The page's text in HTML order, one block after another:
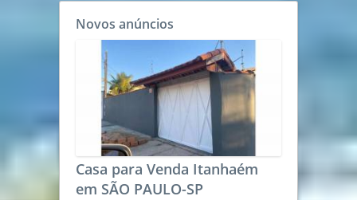
Novos anúncios
Casa para Venda Itanhaém
em SÃO PAULO-SP